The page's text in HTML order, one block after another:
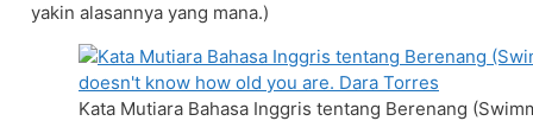
yakin alasannya yang mana.)
Kata Mutiara Bahasa Inggris tentang Berenang